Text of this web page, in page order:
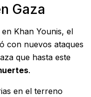
Gaza
Khan Younis, el
con nuevos ataques
que hasta este
.
en el terreno